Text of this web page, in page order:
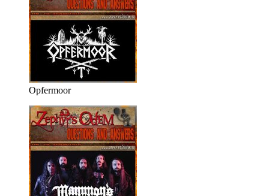
Opfermoor